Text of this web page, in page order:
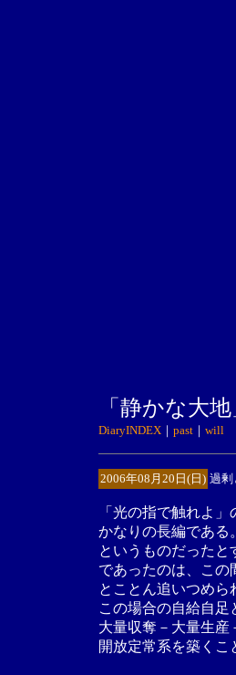
「静かな大
DiaryINDEX｜ past｜ will
2006年08月20日(日) 過剰
「光の指で触れよ
かなりの長編である
というものだった
であったのは、この
とことん追いつめら
この場合の自給自
大量収奪－大量生産
開放定常系を築く